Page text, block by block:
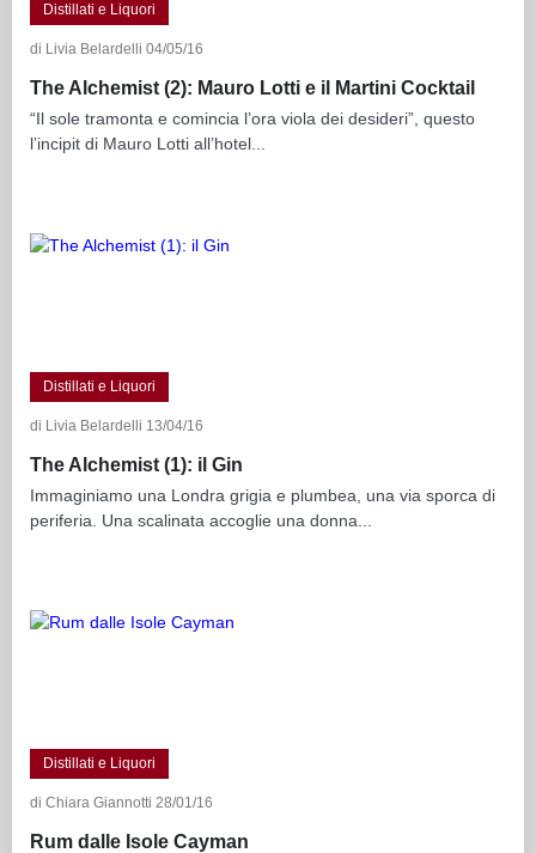
Distillati e Liquori
di Livia Belardelli 04/05/16
The Alchemist (2): Mauro Lotti e il Martini Cocktail
“Il sole tramonta e comincia l’ora viola dei desideri”, questo
l’incipit di Mauro Lotti all’hotel...
Distillati e Liquori
di Livia Belardelli 13/04/16
The Alchemist (1): il Gin
Immaginiamo una Londra grigia e plumbea, una via sporca di
periferia. Una scalinata accoglie una donna...
Distillati e Liquori
di Chiara Giannotti 28/01/16
Rum dalle Isole Cayman